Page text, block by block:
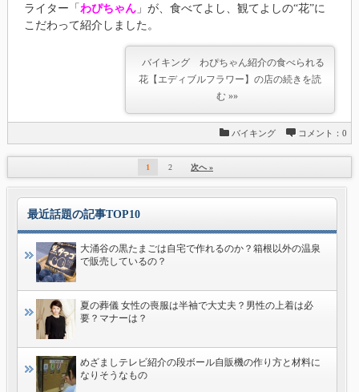
ライター「わぴちゃん」が、食べてよし、観てよしの“花”に
こだわって紹介しました。
バイキング わぴちゃん紹介の食べられる
花【エディブルフラワー】の店の続きを読
む »»
バイキング コメント：0
1 2 次へ »
最近話題の記事TOP10
大涌谷の黒たまごは自宅で作れるのか？箱根以外の温泉
で販売しているの？
夏の葬儀 女性の喪服は半袖で大丈夫？男性の上着は必
要？マナーは？
めざましテレビ紹介の段ボール自販機の作り方と材料に
なりそうなもの